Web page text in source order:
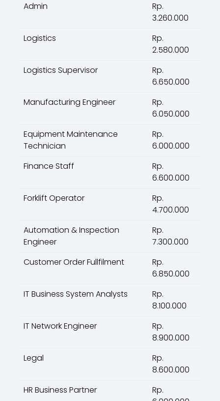
Admin
Rp.
3.260.000
Logistics
Rp.
2.580.000
Logistics Supervisor
Rp.
6.650.000
Manufacturing Engineer
Rp.
6.050.000
Equipment Maintenance
Technician
Rp.
6.000.000
Finance Staff
Rp.
6.600.000
Forklift Operator
Rp.
4.700.000
Automation & Inspection
Engineer
Rp.
7.300.000
Customer Order Fullfilment
Rp.
6.850.000
IT Business System Analysts
Rp.
8.100.000
IT Network Engineer
Rp.
8.900.000
Legal
Rp.
8.600.000
HR Business Partner
Rp.